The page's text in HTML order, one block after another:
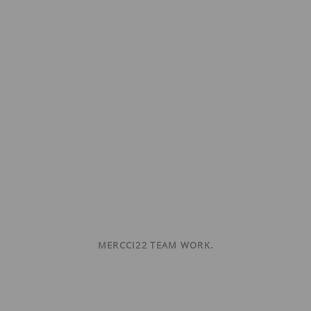
MERCCI22 TEAM WORK.